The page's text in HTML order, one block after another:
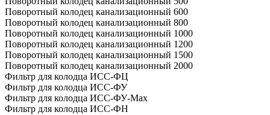
Поворотный колодец канализационный 600
Поворотный колодец канализационный 800
Поворотный колодец канализационный 1000
Поворотный колодец канализационный 1200
Поворотный колодец канализационный 1500
Поворотный колодец канализационный 2000
Фильтр для колодца ИСС-ФЦ
Фильтр для колодца ИСС-ФУ
Фильтр для колодца ИСС-ФУ-Мах
Фильтр для колодца ИСС-ФН